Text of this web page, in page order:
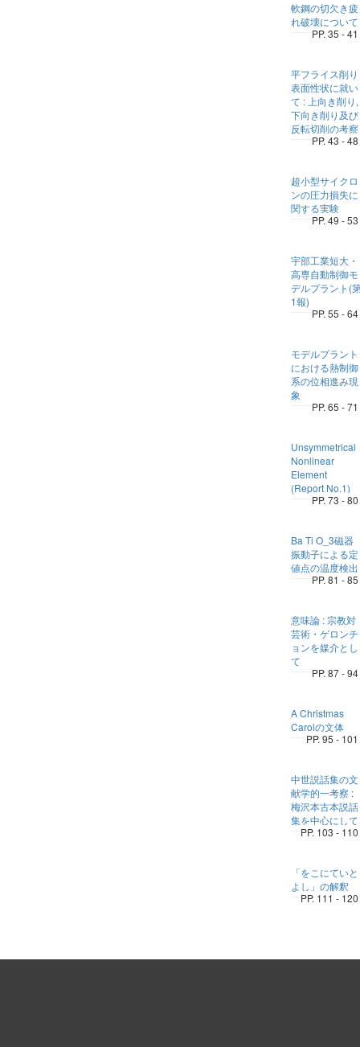
軟鋼の切欠き疲
れ破壊について
PP. 35 - 41
平フライス削り
表面性状に就い
て : 上向き削り,
下向き削り及び
反転切削の考察
PP. 43 - 48
超小型サイクロ
ンの圧力損失に
関する実験
PP. 49 - 53
宇部工業短大・
高専自動制御モ
デルプラント(
1報)
PP. 55 - 64
モデルプラント
における熱制御
系の位相進み現
象
PP. 65 - 71
Unsymmetrical
Nonlinear
Element
(Report No.1)
PP. 73 - 80
Ba Ti O_3磁器
振動子による定
値点の温度検出
PP. 81 - 85
意味論 : 宗教対
芸術・ゲロンチ
ョンを媒介とし
て
PP. 87 - 94
A Christmas
Carolの文体
PP. 95 - 101
中世説話集の文
献学的一考察 :
梅沢本古本説話
集を中心にして
PP. 103 - 110
「をこにていと
よし」の解釈
PP. 111 - 120